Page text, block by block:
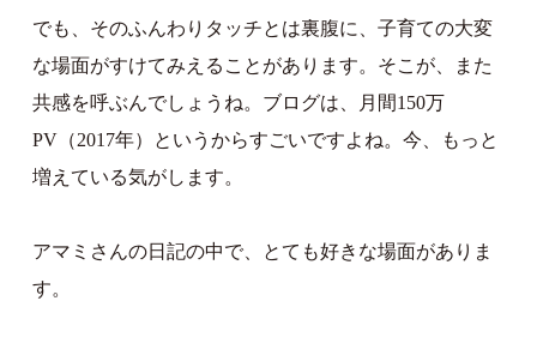
でも、そのふんわりタッチとは裏腹に、子育ての大変
な場面がすけてみえることがあります。そこが、また
共感を呼ぶんでしょうね。ブログは、月間150万
PV（2017年）というからすごいですよね。今、もっと
増えている気がします。
アマミさんの日記の中で、とても好きな場面がありま
す。